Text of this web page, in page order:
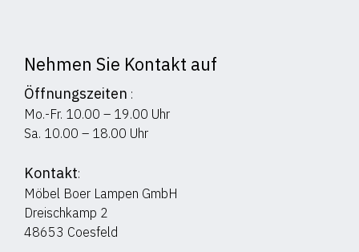
Nehmen Sie Kontakt auf
Öffnungszeiten :
Mo.-Fr. 10.00 – 19.00 Uhr
Sa. 10.00 – 18.00 Uhr
Kontakt:
Möbel Boer Lampen GmbH
Dreischkamp 2
48653 Coesfeld